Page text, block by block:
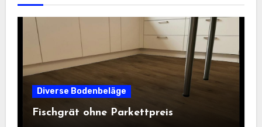
Diverse Bodenbeläge
Fischgrät ohne Parkettpreis